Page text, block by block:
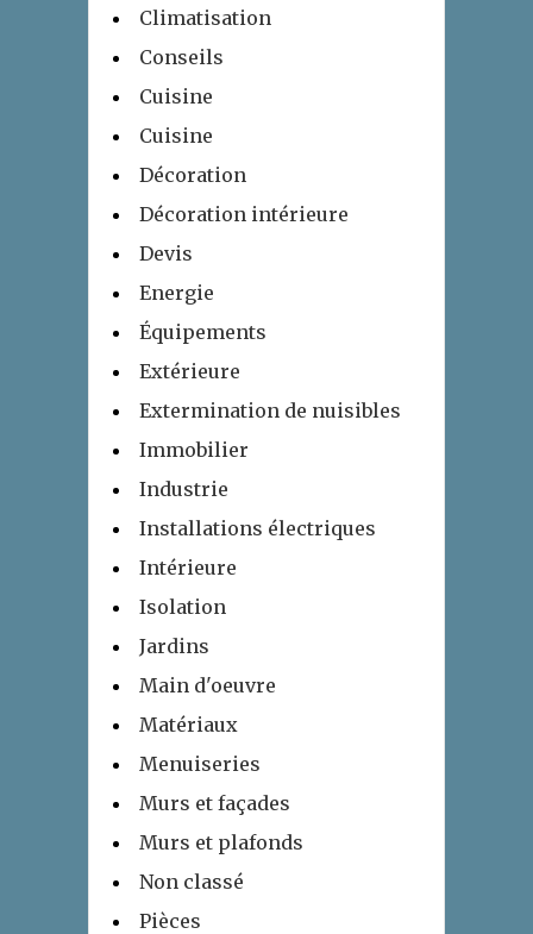
Climatisation
Conseils
Cuisine
Cuisine
Décoration
Décoration intérieure
Devis
Energie
Équipements
Extérieure
Extermination de nuisibles
Immobilier
Industrie
Installations électriques
Intérieure
Isolation
Jardins
Main d'oeuvre
Matériaux
Menuiseries
Murs et façades
Murs et plafonds
Non classé
Pièces